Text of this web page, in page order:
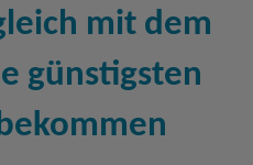
mit dem
günstigsten